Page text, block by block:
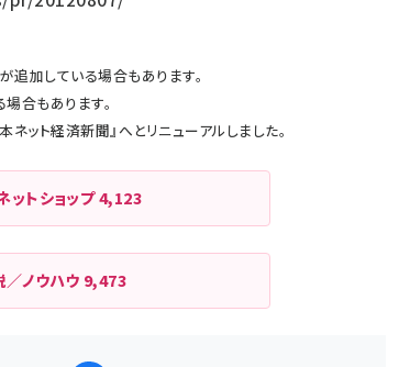
加している場合もあります。
合もあります。
ット経済新聞』へとリニューアルしました。
ットショップ4,123
／ノウハウ 9,473